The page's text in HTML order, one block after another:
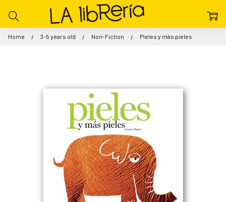
Home 3-5 years old Non-Fiction Pieles y más pieles